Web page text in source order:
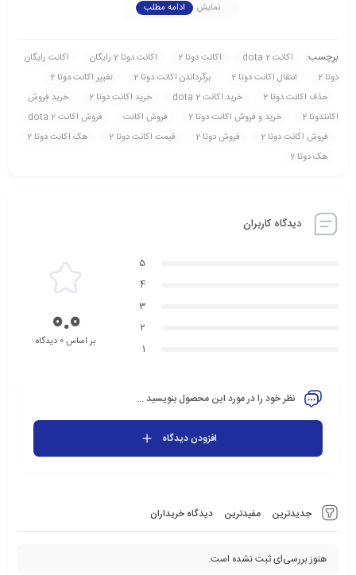
نمایش ادامه مطلب
برچسب: اکانت dota 2 اکانت دوتا 2 اکانت دوتا 2 رايگان
اکانت رايگان
دوتا 2
انتقال اکانت دوتا 2 برگرداندن اکانت دوتا 2
تغيير اکانت دوتا 2
حذف اکانت دوتا 2
خريد اکانت dota 2 خريد اکانت دوتا 2
خريد فروش
اکانتدوتا 2
خريد و فروش اکانت دوتا 2 فروش اکانت
فروش اکانت dota 2
فروش اکانت دوتا 2
فروش دوتا 2 قيمت اکانت دوتا 2
هک اکانت دوتا 2
هک دوتا 2
دیدگاه کاربران
جدیدترین مفیدترین دیدگاه خریداران
هنوز بررسی‌ای ثبت نشده است.
5
4
3
2
1
0.0بر اساس 0 دیدگاه
نظر خود را در مورد این محصول بنویسید ...
افزودن دیدگاه